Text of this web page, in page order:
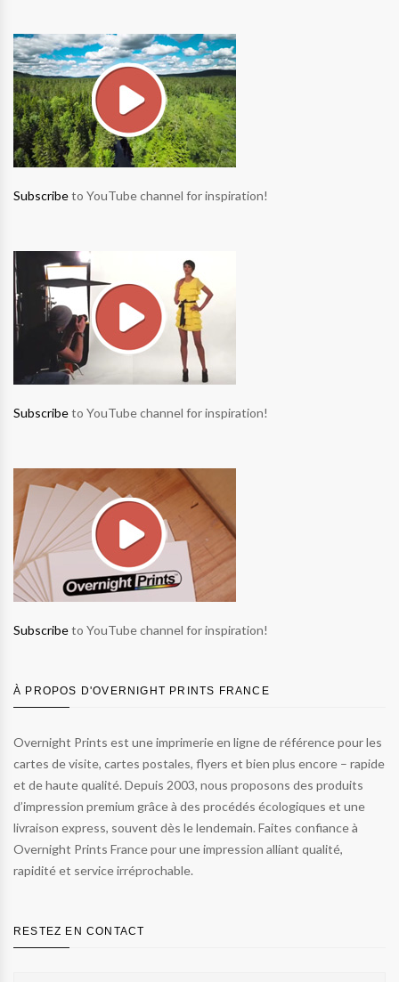
Subscribeto YouTube channel for inspiration!
Subscribeto YouTube channel for inspiration!
Subscribeto YouTube channel for inspiration!
À PROPOS D'OVERNIGHT PRINTS FRANCE
Overnight Prints est une imprimerie en ligne de référence pour les
cartes de visite, cartes postales, flyers et bien plus encore – rapide
et de haute qualité. Depuis 2003, nous proposons des produits
d’impression premium grâce à des procédés écologiques et une
livraison express, souvent dès le lendemain. Faites confiance à
Overnight Prints France pour une impression alliant qualité,
rapidité et service irréprochable.
RESTEZ EN CONTACT